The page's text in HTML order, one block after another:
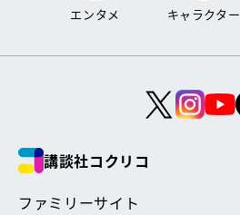
エンタメ キャラクター
講談社コクリコ
ファミリーサイト